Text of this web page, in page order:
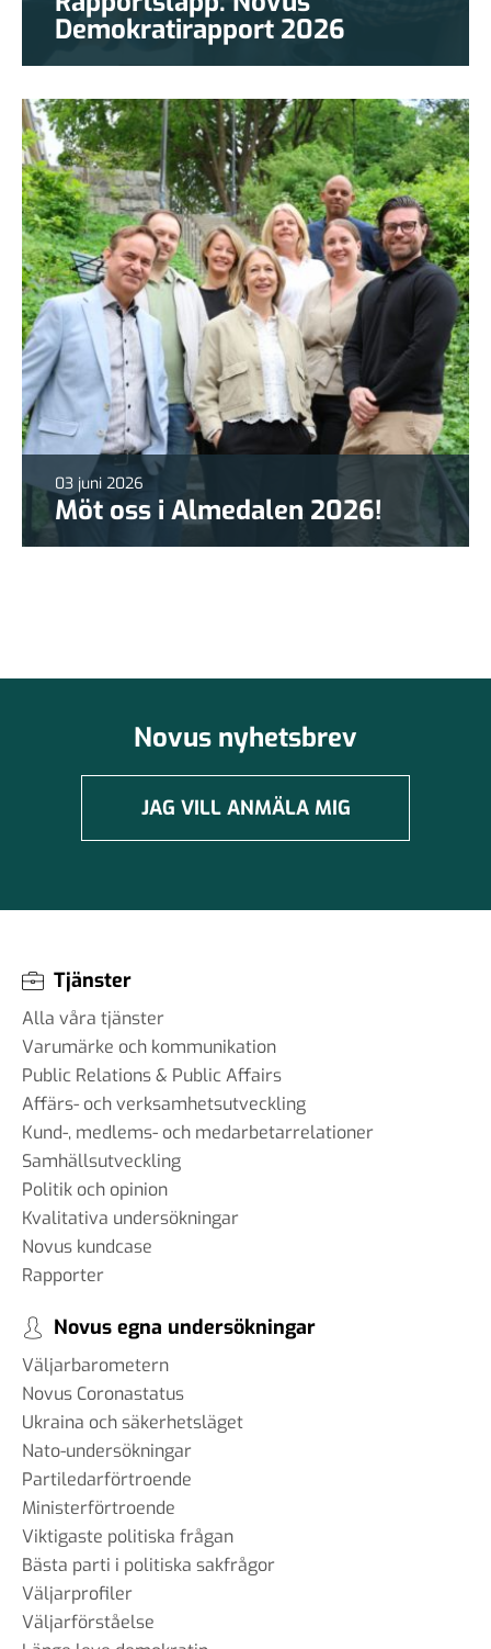
Demokratirapport 2026
03 juni 2026
Möt oss i Almedalen 2026!
Novus nyhetsbrev
JAG VILL ANMÄLA MIG
Tjänster
Alla våra tjänster
Varumärke och kommunikation
Public Relations & Public Affairs
Affärs- och verksamhetsutveckling
Kund-, medlems- och medarbetarrelationer
Samhällsutveckling
Politik och opinion
Kvalitativa undersökningar
Novus kundcase
Rapporter
Novus egna undersökningar
Väljarbarometern
Novus Coronastatus
Ukraina och säkerhetsläget
Nato-undersökningar
Partiledarförtroende
Ministerförtroende
Viktigaste politiska frågan
Bästa parti i politiska sakfrågor
Väljarprofiler
Väljarförståelse